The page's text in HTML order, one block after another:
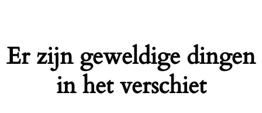
Er zijn geweldige dingen
in het verschiet